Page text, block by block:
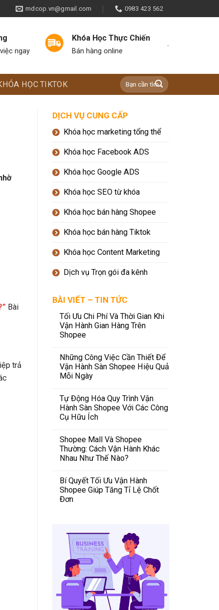
mdcop.vn@gmail.com 0983 423 562
ngay
Khóa Học Thực Chiến
Bán hàng online
-
HỌC TIKTOK
Bài
trả
DỊCH VỤ CUNG CẤP
Khóa học marketing tổng thể
Khóa học Facebook ADS
Khóa học Google ADS
Khóa học SEO từ khóa
Khóa học bán hàng Shopee
Khóa học bán hàng Tiktok
Khóa học Content Marketing
Dịch vụ Trọn gói đa kênh
BÀI VIẾT – TIN TỨC
Tối Ưu Chi Phí Và Thời Gian Khi
Vận Hành Gian Hàng Trên
Shopee
Những Công Việc Cần Thiết Để
Vận Hành Sàn Shopee Hiệu Quả
Mỗi Ngày
Tự Động Hóa Quy Trình Vận
Hành Sàn Shopee Với Các Công
Cụ Hữu Ích
Shopee Mall Và Shopee
Thường: Cách Vận Hành Khác
Nhau Như Thế Nào?
Bí Quyết Tối Ưu Vận Hành
Shopee Giúp Tăng Tỉ Lệ Chốt
Đơn